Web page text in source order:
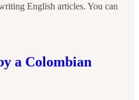
English articles. You can
a Colombian